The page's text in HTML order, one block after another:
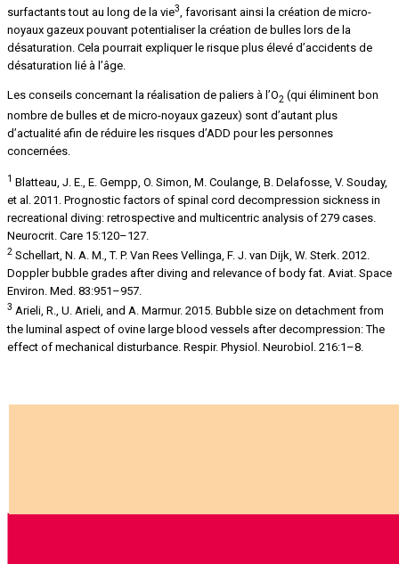
surfactants tout au long de la vie3, favorisant ainsi la création de micro-
noyaux gazeux pouvant potentialiser la création de bulles lors de la
désaturation. Cela pourrait expliquer le risque plus élevé d’accidents de
désaturation lié à l’âge.
Les conseils concernant la réalisation de paliers à l’O2 (qui éliminent bon
nombre de bulles et de micro-noyaux gazeux) sont d’autant plus
d’actualité afin de réduire les risques d’ADD pour les personnes
concernées.
1 Blatteau, J. E., E. Gempp, O. Simon, M. Coulange, B. Delafosse, V. Souday,
et al. 2011. Prognostic factors of spinal cord decompression sickness in
recreational diving: retrospective and multicentric analysis of 279 cases.
Neurocrit. Care 15:120–127.
2 Schellart, N. A. M., T. P. Van Rees Vellinga, F. J. van Dijk, W. Sterk. 2012.
Doppler bubble grades after diving and relevance of body fat. Aviat. Space
Environ. Med. 83:951–957.
3 Arieli, R., U. Arieli, and A. Marmur. 2015. Bubble size on detachment from
the luminal aspect of ovine large blood vessels after decompression: The
effect of mechanical disturbance. Respir. Physiol. Neurobiol. 216:1–8.